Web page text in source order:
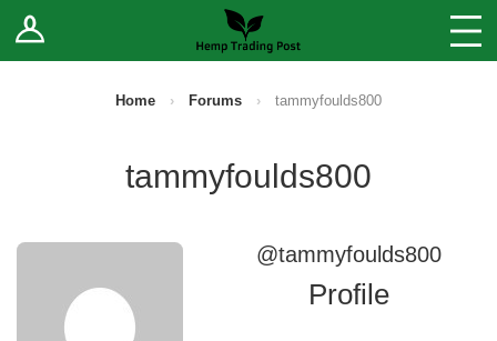
Log In Stores
Fee Comparison
Home › Forums › tammyfoulds800
tammyfoulds800
@tammyfoulds800
Profile